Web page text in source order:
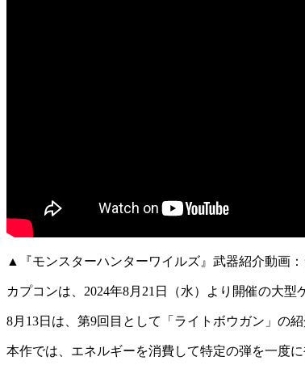
▲『モンスターハンターワイルズ』武器紹介動画
カプコンは、2024年8月21日（水）より開催の大型
8月13日は、第9回目として 「ライトボウガン」 の
本作では、エネルギーを消費して特定の弾を一度